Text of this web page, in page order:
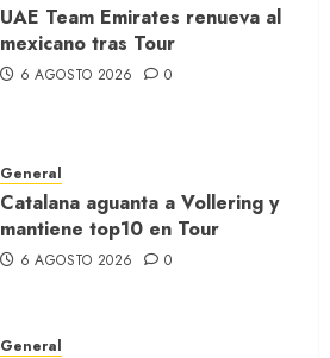
UAE Team Emirates renueva al
mexicano tras Tour
6 AGOSTO 2026 0
General
Catalana aguanta a Vollering y
mantiene top10 en Tour
6 AGOSTO 2026 0
General